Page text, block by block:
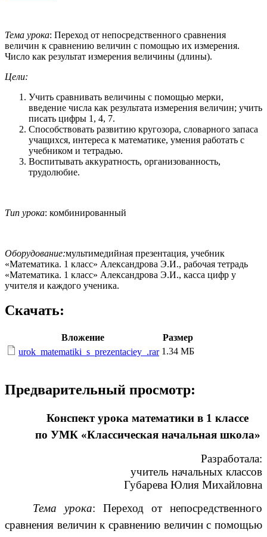
Тема урока: Переход от непосредственного сравнения
величин к сравнению величин с помощью их измерения.
Число как результат измерения величины (длины).
Цели:
Учить сравнивать величины с помощью мерки,
введение числа как результата измерения величин; учить
писать цифры 1, 4, 7.
Способствовать развитию кругозора, словарного запаса
учащихся, интереса к математике, умения работать с
учебником и тетрадью.
Воспитывать аккуратность, организованность,
трудолюбие.
Тип урока: комбинированный
Оборудование:мультимедийная презентация, учебник
«Математика. 1 класс» Александрова Э.И., рабочая тетрадь
«Математика. 1 класс» Александрова Э.И., касса цифр у
учителя и каждого ученика.
Скачать:
Вложение
Размер
urok_matematiki_s_prezentaciey_.rar 1.34 МБ
Предварительный просмотр:
Конспект урока математики в 1 классе
по УМК «Классическая начальная школа»
Разработала:
учитель начальных классов
Губарева Юлия Михайловна
Тема урока: Переход от непосредственного
сравнения величин к сравнению величин с помощью